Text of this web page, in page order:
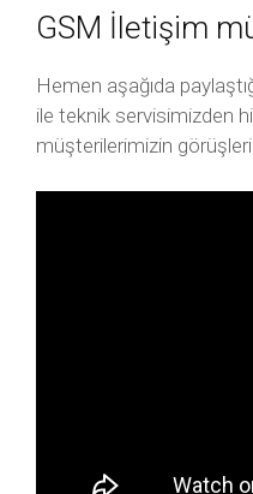
GSM İletişim
Hemen aşağıda
ile teknik servisimizden
müşterilerimizin